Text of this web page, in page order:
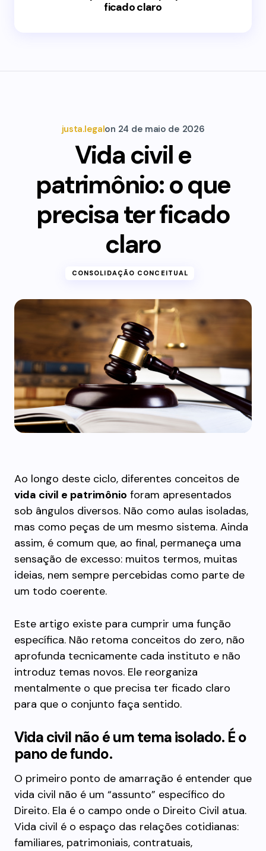
ficado claro
justa.legalon 24 de maio de 2026
Vida civil e
patrimônio: o que
precisa ter ficado
claro
CONSOLIDAÇÃO CONCEITUAL
Ao longo deste ciclo, diferentes conceitos de
vida civil e patrimônio foram apresentados
sob ângulos diversos. Não como aulas isoladas,
mas como peças de um mesmo sistema. Ainda
assim, é comum que, ao final, permaneça uma
sensação de excesso: muitos termos, muitas
ideias, nem sempre percebidas como parte de
um todo coerente.
Este artigo existe para cumprir uma função
específica. Não retoma conceitos do zero, não
aprofunda tecnicamente cada instituto e não
introduz temas novos. Ele reorganiza
mentalmente o que precisa ter ficado claro
para que o conjunto faça sentido.
Vida civil não é um tema isolado. É o
pano de fundo.
O primeiro ponto de amarração é entender que
vida civil não é um “assunto” específico do
Direito. Ela é o campo onde o Direito Civil atua.
Vida civil é o espaço das relações cotidianas:
familiares, patrimoniais, contratuais,